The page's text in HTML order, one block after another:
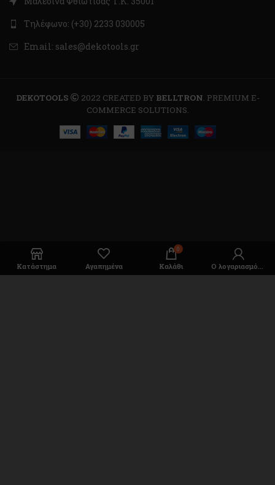
Τηλέφωνο: (+30) 2233 030005
Email: sales@dekotools.gr
DEKOTOOLS 2022 CREATED BY BELLTRON. PREMIUM E-
COMMERCE SOLUTIONS.
Κατάστημα Αγαπημένα
0
Καλάθι Ο λογαριασμός μου